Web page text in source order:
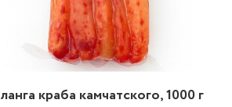
краба камчатского, 1000 г